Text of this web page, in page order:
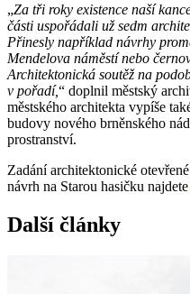
„Za tři roky existence naší
části uspořádali už sedm
Přinesly například návrhy
Mendelova náměstí nebo
Architektonická soutěž na
v pořadí,“ doplnil městský
městského architekta vypíše
budovy nového brněnského
prostranství.
Zadání architektonické
návrh na Starou hasičku najdete
Další články